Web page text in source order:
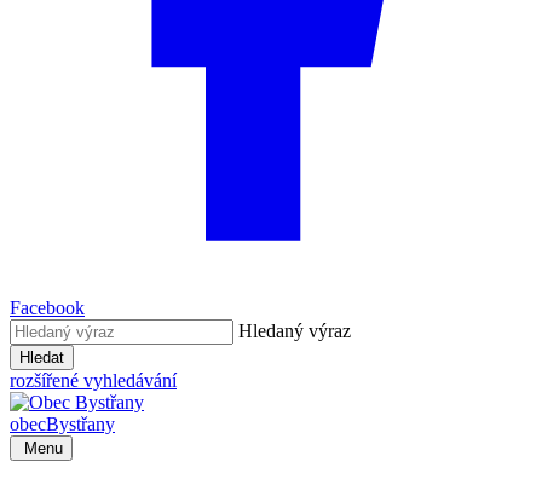
Facebook
Hledaný výraz
Hledat
rozšířené vyhledávání
obecBystřany
Menu